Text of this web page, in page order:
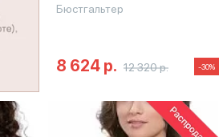
Бюстгальтер
8 624 р. 12 320 р. -30%